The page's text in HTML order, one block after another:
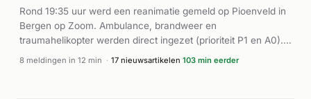
Rond 19:35 uur werd een reanimatie gemeld op Pioenveld in
Bergen op Zoom. Ambulance, brandweer en
traumahelikopter werden direct ingezet (prioriteit P1 en A0).
De hulpdiensten waren snel ter plaatse voor
8 meldingen in 12 min · 17 nieuwsartikelen 103 min eerder